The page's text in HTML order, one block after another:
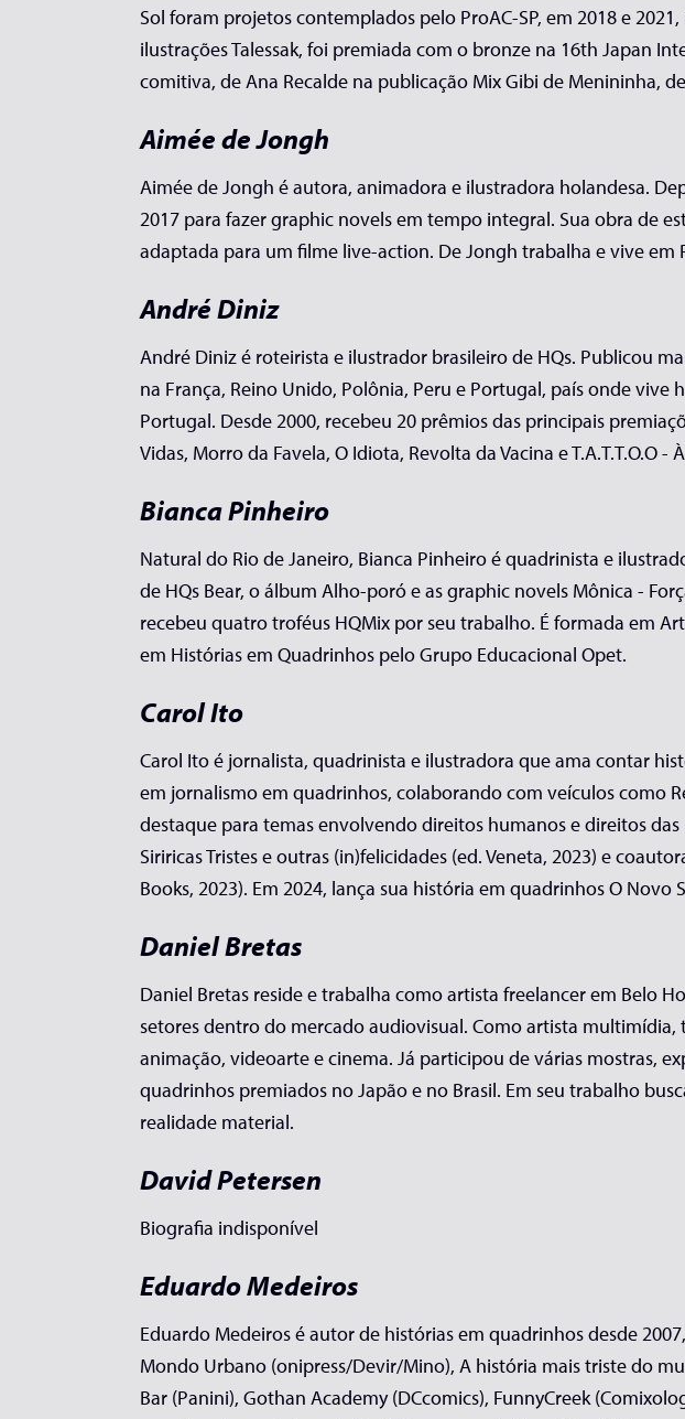
Sol foram projetos contemplados pelo ProAC-SP, em 2018 e
ilustrações Talessak, foi premiada com o bronze na 16th Japan
comitiva, de Ana Recalde na publicação Mix Gibi de Menininha,
Aimée de Jongh
Aimée de Jongh é autora, animadora e ilustradora holandesa.
2017 para fazer graphic novels em tempo integral. Sua obra de
adaptada para um filme live-action. De Jongh trabalha e vive em
André Diniz
André Diniz é roteirista e ilustrador brasileiro de HQs. Publicou
na França, Reino Unido, Polônia, Peru e Portugal, país onde
Portugal. Desde 2000, recebeu 20 prêmios das principais
Vidas, Morro da Favela, O Idiota, Revolta da Vacina e T.A.T.T.O.O -
Bianca Pinheiro
Natural do Rio de Janeiro, Bianca Pinheiro é quadrinista e
de HQs Bear, o álbum Alho-poró e as graphic novels Mônica -
recebeu quatro troféus HQMix por seu trabalho. É formada em
em Histórias em Quadrinhos pelo Grupo Educacional Opet.
Carol Ito
Carol Ito é jornalista, quadrinista e ilustradora que ama contar
em jornalismo em quadrinhos, colaborando com veículos como
destaque para temas envolvendo direitos humanos e direitos
Siriricas Tristes e outras (in)felicidades (ed. Veneta, 2023) e
Books, 2023). Em 2024, lança sua história em quadrinhos O
Daniel Bretas
Daniel Bretas reside e trabalha como artista freelancer em Belo
setores dentro do mercado audiovisual. Como artista
animação, videoarte e cinema. Já participou de várias mostras,
quadrinhos premiados no Japão e no Brasil. Em seu trabalho
realidade material.
David Petersen
Biografia indisponível
Eduardo Medeiros
Eduardo Medeiros é autor de histórias em quadrinhos desde
Mondo Urbano (onipress/Devir/Mino), A história mais triste do
Bar (Panini), Gothan Academy (DCcomics), FunnyCreek